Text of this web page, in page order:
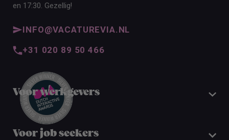
en 17:30. Gezellig!
INFO@VACATUREVIA.NL
+31 020 89 50 466
Voor werkgevers
Voor job seekers